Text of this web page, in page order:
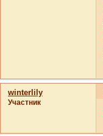
winterlily
Участник